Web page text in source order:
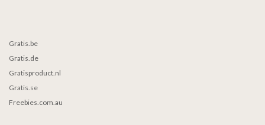
Gratis.be
Gratis.de
Gratisproduct.nl
Gratis.se
Freebies.com.au